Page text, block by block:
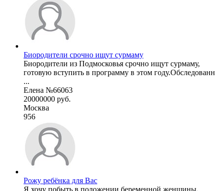
Биородители срочно ищут сурмаму
Биородители из Подмосковья срочно ищут сурмаму,
готовую вступить в программу в этом году.Обследованн
...
Елена №66063
20000000 руб.
Москва
956
Рожу ребёнка для Вас
Я хочу побыть в положении беременной женщины.